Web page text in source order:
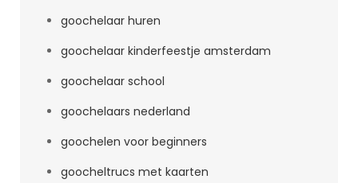
goochelaar huren
goochelaar kinderfeestje amsterdam
goochelaar school
goochelaars nederland
goochelen voor beginners
goocheltrucs met kaarten